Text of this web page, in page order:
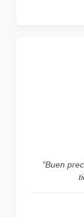
"Buen